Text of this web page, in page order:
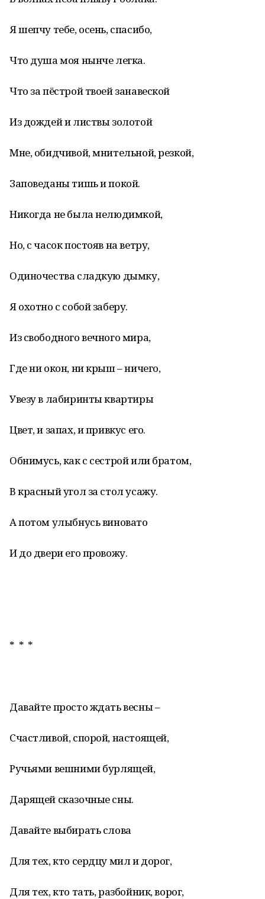
Я шепчу тебе, осень, спасибо,
Что душа моя нынче легка.
Что за пёстрой твоей занавеской
Из дождей и листвы золотой
Мне, обидчивой, мнительной, резкой,
Заповеданы тишь и покой.
Никогда не была нелюдимкой,
Но, с часок постояв на ветру,
Одиночества сладкую дымку,
Я охотно с собой заберу.
Из свободного вечного мира,
Где ни окон, ни крыш – ничего,
Увезу в лабиринты квартиры
Цвет, и запах, и привкус его.
Обнимусь, как с сестрой или братом,
В красный угол за стол усажу.
А потом улыбнусь виновато
И до двери его провожу.
* * *
Давайте просто ждать весны –
Счастливой, спорой, настоящей,
Ручьями вешними бурлящей,
Дарящей сказочные сны.
Давайте выбирать слова
Для тех, кто сердцу мил и дорог,
Для тех, кто тать, разбойник, ворог,